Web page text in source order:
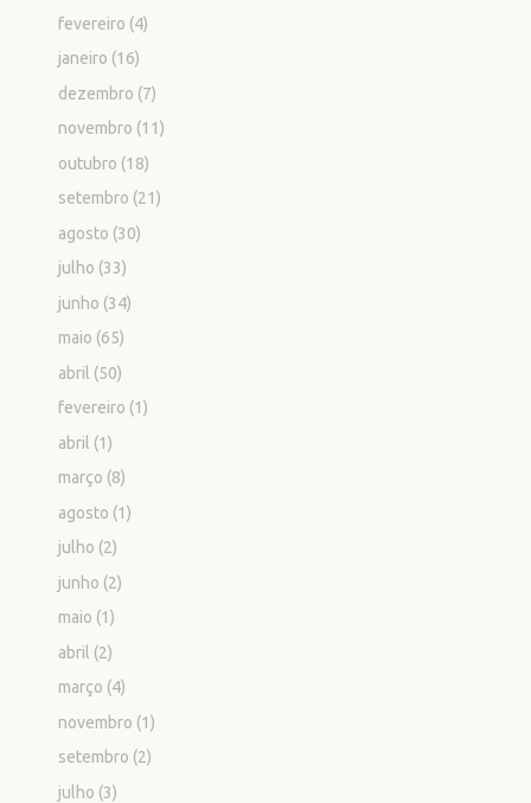
fevereiro (4)
janeiro (16)
dezembro (7)
novembro (11)
outubro (18)
setembro (21)
agosto (30)
julho (33)
junho (34)
maio (65)
abril (50)
fevereiro (1)
abril (1)
março (8)
agosto (1)
julho (2)
junho (2)
maio (1)
abril (2)
março (4)
novembro (1)
setembro (2)
julho (3)